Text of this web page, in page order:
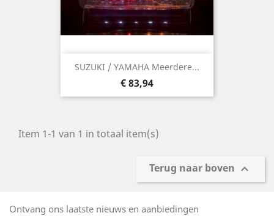
SUZUKI / YAMAHA Meerdere...
Prijs
€ 83,94
Item 1-1 van 1 in totaal item(s)
Terug naar boven 
Ontvang ons laatste nieuws en aanbiedingen